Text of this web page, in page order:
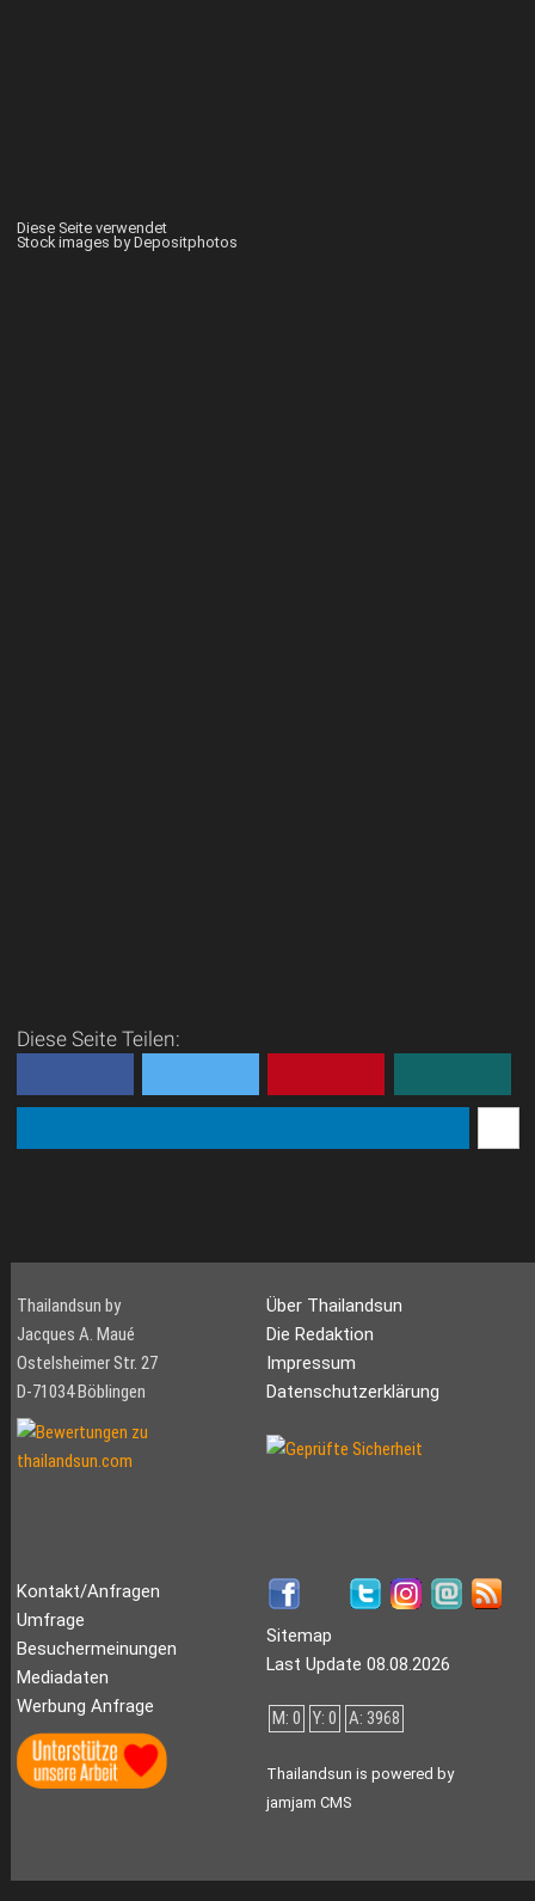
Diese Seite verwendet
Stock images by Depositphotos
Diese Seite Teilen:
Thailandsun by
Jacques A. Maué
Ostelsheimer Str. 27
D-71034 Böblingen
Über Thailandsun
Die Redaktion
Impressum
Datenschutzerklärung
Kontakt/Anfragen
Umfrage
Besuchermeinungen
Mediadaten
Werbung Anfrage
Sitemap
Last Update 08.08.2026
M: 0 Y: 0 A: 3968
Thailandsun is powered by
jamjam CMS